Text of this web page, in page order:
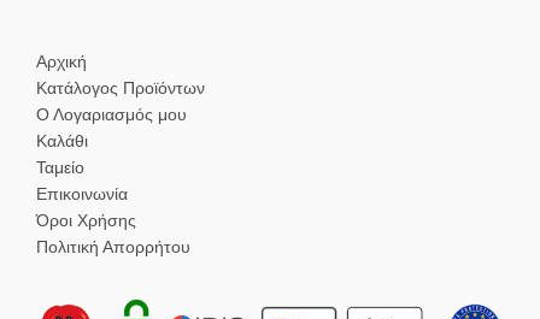
Αρχική
Κατάλογος Προϊόντων
Ο Λογαριασμός μου
Καλάθι
Ταμείο
Επικοινωνία
Όροι Χρήσης
Πολιτική Απορρήτου